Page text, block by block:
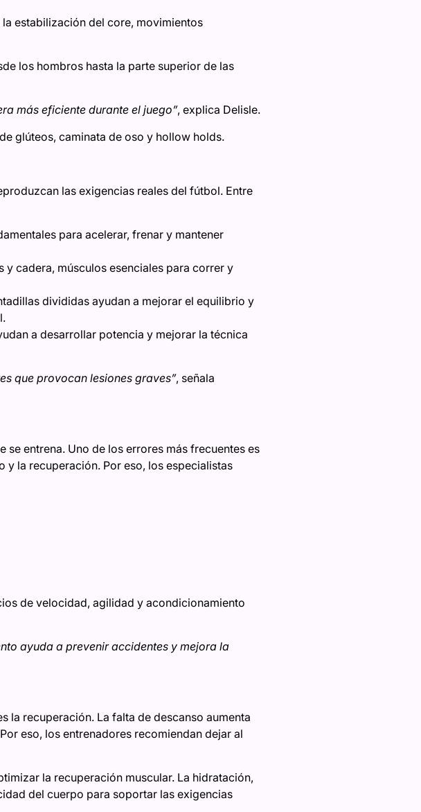
estabilización del core, movimientos
los hombros hasta la parte superior de las
más eficiente durante el juego”, explica Delisle.
glúteos, caminata de oso y hollow holds.
las exigencias reales del fútbol. Entre
para acelerar, frenar y mantener
y cadera, músculos esenciales para correr y
divididas ayudan a mejorar el equilibrio y
a desarrollar potencia y mejorar la técnica
que provocan lesiones graves”, señala
entrena. Uno de los errores más frecuentes es
la recuperación. Por eso, los especialistas
de velocidad, agilidad y acondicionamiento
ayuda a prevenir accidentes y mejora la
la recuperación. La falta de descanso aumenta
eso, los entrenadores recomiendan dejar al
la recuperación muscular. La hidratación,
del cuerpo para soportar las exigencias